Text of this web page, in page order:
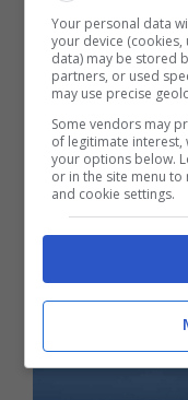
Mangia
per una
economica
Your personal data
your device
data) may be stored
partners, or used
may use precise
Some vendors may
of legitimate interest,
your options below.
or in the site menu
and cookie settings.